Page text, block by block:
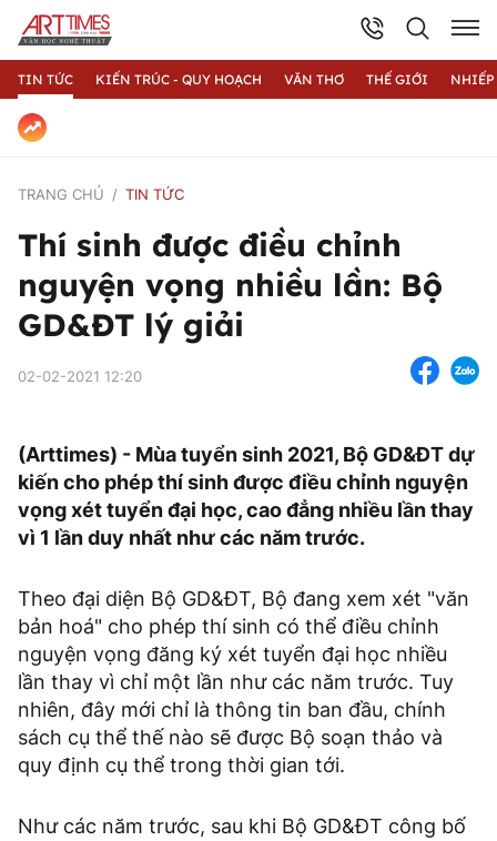
TIN TỨC KIẾN TRÚC - QUY HOẠCH VĂN THƠ THẾ GIỚI
TRANG CHỦ TIN TỨC
Thí sinh được điều chỉnh
nguyện vọng nhiều lần: Bộ
GD&ĐT lý giải
02-02-2021 12:20
(Arttimes) - Mùa tuyển sinh 2021, Bộ GD&ĐT dự
kiến cho phép thí sinh được điều chỉnh nguyện
vọng xét tuyển đại học, cao đẳng nhiều lần thay
vì 1 lần duy nhất như các năm trước.
Theo đại diện Bộ GD&ĐT, Bộ đang xem xét "văn
bản hoá" cho phép thí sinh có thể điều chỉnh
nguyện vọng đăng ký xét tuyển đại học nhiều
lần thay vì chỉ một lần như các năm trước. Tuy
nhiên, đây mới chỉ là thông tin ban đầu, chính
sách cụ thể thế nào sẽ được Bộ soạn thảo và
quy định cụ thể trong thời gian tới.
Như các năm trước, sau khi Bộ GD&ĐT công bố